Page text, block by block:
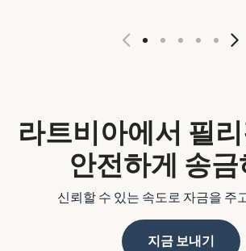
라트비아에서 필
안전하게 송금
신뢰할 수 있는 속도로 자금을 주
지금 보내기